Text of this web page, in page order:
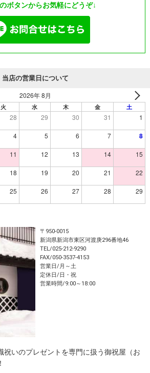
ボタンからお気軽にどうぞ↓
当店の営業日について
2026年 8月
火 水 木 金 土
28 29 30 31 1
4 5 6 7 8
11 12 13 14 15
18 19 20 21 22
25 26 27 28 29
〒950-0015
新潟県新潟市東区河渡庚296番地46
TEL/025-212-9290
FAX/050-3537-4153
営業日/月～土
定休日/日・祝
営業時間/9:00～18:00
祝いのプレゼントを専門に扱う御祝屋（お